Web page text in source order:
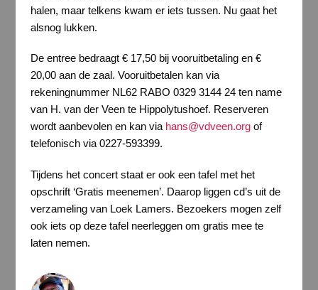
halen, maar telkens kwam er iets tussen. Nu gaat het
alsnog lukken.
De entree bedraagt € 17,50 bij vooruitbetaling en €
20,00 aan de zaal. Vooruitbetalen kan via
rekeningnummer NL62 RABO 0329 3144 24 ten name
van H. van der Veen te Hippolytushoef. Reserveren
wordt aanbevolen en kan via hans@vdveen.orgof
telefonisch via 0227-593399.
Tijdens het concert staat er ook een tafel met het
opschrift ‘Gratis meenemen’. Daarop liggen cd’s uit de
verzameling van Loek Lamers. Bezoekers mogen zelf
ook iets op deze tafel neerleggen om gratis mee te
laten nemen.